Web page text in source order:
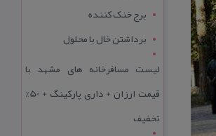
برج خنک کننده
برداشتن خال با محلول
لیست مسافرخانه های مشهد با
قیمت ارزان + داری پارکینگ + 50%
تخفیف